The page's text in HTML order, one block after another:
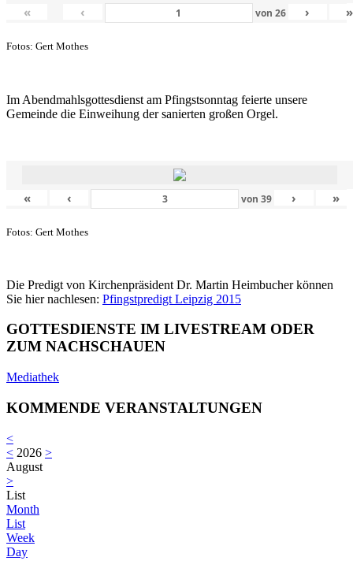
« ‹ von 26 › »
Fotos: Gert Mothes
Im Abendmahlsgottesdienst am Pfingstsonntag feierte unsere
Gemeinde die Einweihung der sanierten großen Orgel.
« ‹ von39 › »
Fotos: Gert Mothes
Die Predigt von Kirchenpräsident Dr. Martin Heimbucher können
Sie hier nachlesen: Pfingstpredigt Leipzig 2015
GOTTESDIENSTE IM LIVESTREAM ODER
ZUM NACHSCHAUEN
Mediathek
KOMMENDE VERANSTALTUNGEN
<
< 2026 >
August
>
List
Month
List
Week
Day